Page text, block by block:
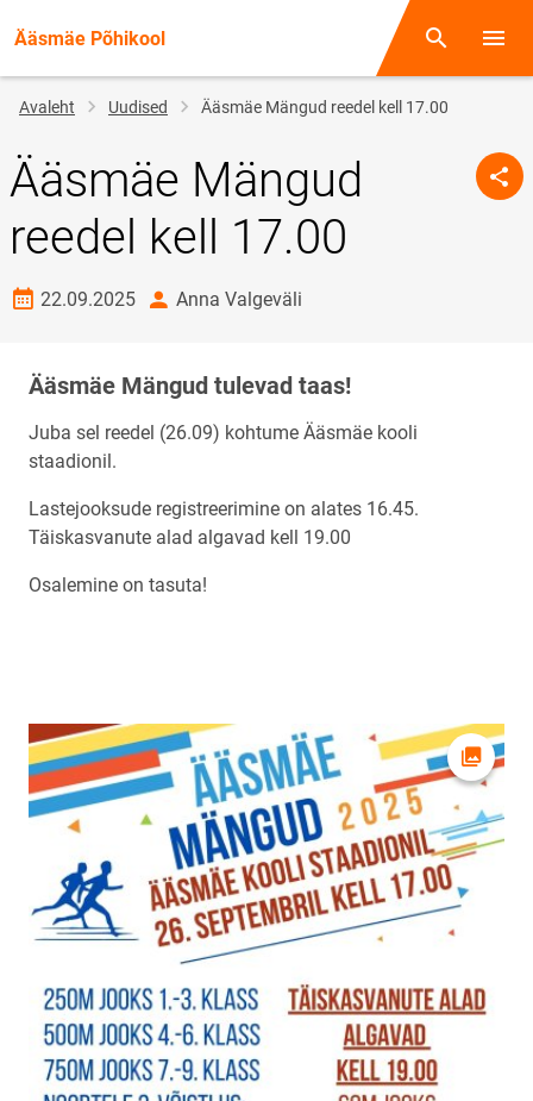
Ääsmäe Põhikool Otsing
Jälglink
Avaleht Uudised Ääsmäe Mängud reedel kell 17.00
Ääsmäe Mängud
reedel kell 17.00
Loomise kuupäev
22.09.2025 autorAnna Valgeväli
Ääsmäe Mängud tulevad taas!
Juba sel reedel (26.09) kohtume Ääsmäe kooli
staadionil.
Lastejooksude registreerimine on alates 16.45.
Täiskasvanute alad algavad kell 19.00
Osalemine on tasuta!
Ava